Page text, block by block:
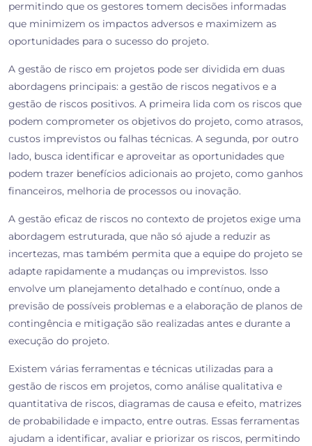
permitindo que os gestores tomem decisões informadas
que minimizem os impactos adversos e maximizem as
oportunidades para o sucesso do projeto.
A gestão de risco em projetos pode ser dividida em duas
abordagens principais: a gestão de riscos negativos e a
gestão de riscos positivos. A primeira lida com os riscos que
podem comprometer os objetivos do projeto, como atrasos,
custos imprevistos ou falhas técnicas. A segunda, por outro
lado, busca identificar e aproveitar as oportunidades que
podem trazer benefícios adicionais ao projeto, como ganhos
financeiros, melhoria de processos ou inovação.
A gestão eficaz de riscos no contexto de projetos exige uma
abordagem estruturada, que não só ajude a reduzir as
incertezas, mas também permita que a equipe do projeto se
adapte rapidamente a mudanças ou imprevistos. Isso
envolve um planejamento detalhado e contínuo, onde a
previsão de possíveis problemas e a elaboração de planos de
contingência e mitigação são realizadas antes e durante a
execução do projeto.
Existem várias ferramentas e técnicas utilizadas para a
gestão de riscos em projetos, como análise qualitativa e
quantitativa de riscos, diagramas de causa e efeito, matrizes
de probabilidade e impacto, entre outras. Essas ferramentas
ajudam a identificar, avaliar e priorizar os riscos, permitindo